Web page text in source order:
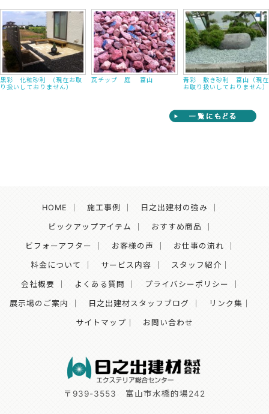
黒彩 化粧砂利 (現在お取
り扱いしておりません）
瓦チップ 庭 富山
青彩 敷き砂利 富山（現在
お取り扱いしておりません）
HOME 施工事例 日之出建材の強み
ピックアップアイテム おすすめ商品
ビフォーアフター お客様の声 お仕事の流れ
料金について サービス内容 スタッフ紹介
会社概要 よくある質問 プライバシーポリシー
展示場のご案内 日之出建材スタッフブログ リンク集
サイトマップ｜ お問い合わせ
〒939-3553 富山市水橋的場242